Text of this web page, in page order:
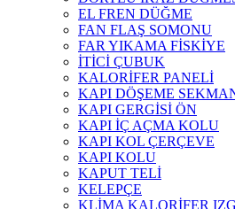
EL FREN DÜĞME
FAN FLAŞ SOMONU
FAR YIKAMA FİSKİYE
İTİCİ ÇUBUK
KALORİFER PANELİ
KAPI DÖŞEME
KAPI GERGİSİ ÖN
KAPI İÇ AÇMA KOLU
KAPI KOL ÇERÇEVE
KAPI KOLU
KAPUT TELİ
KELEPÇE
KLİMA KALORİFER